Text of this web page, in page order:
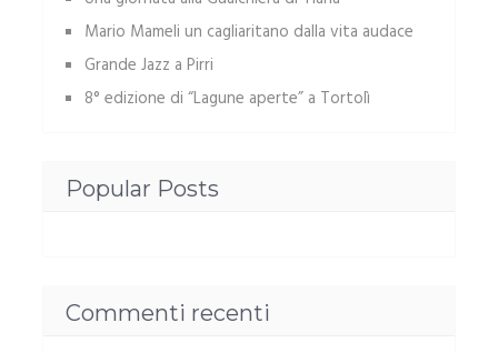
Mario Mameli un cagliaritano dalla vita audace
Grande Jazz a Pirri
8° edizione di “Lagune aperte” a Tortolì
Popular Posts
Commenti recenti